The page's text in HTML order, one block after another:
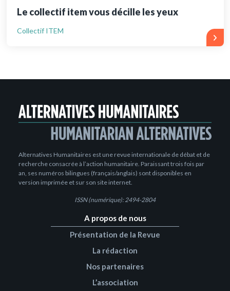
Le collectif item vous décille les yeux
Collectif ITEM
Alternatives Humanitaires est une revue internationale de débat et de
recherche consacrée à l’action humanitaire. Paraissant trois fois par
an, ses numéros bilingues (français/anglais) sont disponibles en
version imprimée et sur son site internet.
ISSN (numérique): 2494-2804
A propos de nous
Présentation de la Revue
La rédaction
Nos partenaires
L’association